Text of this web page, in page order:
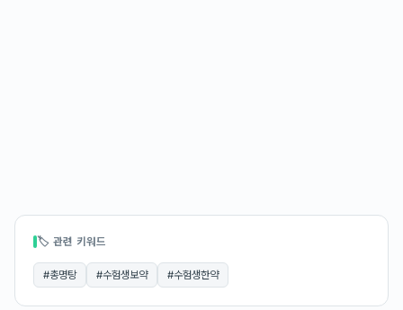
🏷 관련 키워드
#총명탕 #수험생보약 #수험생한약